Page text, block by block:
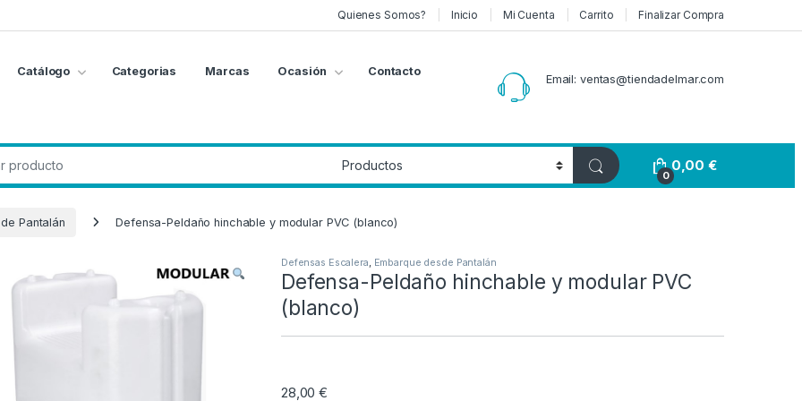
Quienes Somos? Inicio Mi Cuenta Carrito Finalizar Compra
Catálogo Categorias Marcas Ocasión Contacto
Email: ventas@tiendadelmar.com
0
0,00€
Pantalán Defensa-Peldaño hinchable y modular PVC (blanco)
Defensas Escalera Embarque desde Pantalán
Defensa-Peldaño hinchable y modular PVC
(blanco)
28,00€